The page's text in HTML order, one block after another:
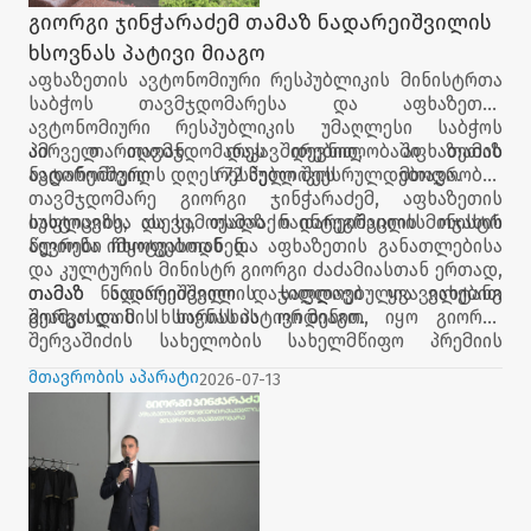
გიორგი ჯინჭარაძემ თამაზ ნადარეიშვილის
ხსოვნას პატივი მიაგო
აფხაზეთის ავტონომიური რესპუბლიკის მინისტრთა
საბჭოს თავმჯდომარესა და აფხაზეთის
ავტონომიური რესპუბლიკის უმაღლესი საბჭოს
პირველ თავმჯდომარეს დევნილობაში თამაზ
ნადარეიშვილს დღეს 72 წელი შეუსრულდებოდა.
ამ თარიღთან დაკავშირებით, აფხაზეთის
ავტონომიური რესპუბლიკის მთავრობის
თავმჯდომარე გიორგი ჯინჭარაძემ, აფხაზეთის
იუსტიციისა და სამოქალაქო ინტეგრაციის მინისტრ
ალიონა ჩხოტუასთან და აფხაზეთის განათლებისა
და კულტურის მინისტრ გიორგი ძაძამიასთან ერთად,
თამაზ ნადარეიშვილის საფლავი ყვავილებით
შეამკო და მის ხსოვნას პატივი მიაგო.
საფლავზე, ასევე, თამაზ ნადარეიშვილის ოჯახის
წევრები იმყოფებოდნენ.
თამაზ ნადარეიშვილი დაჯილდოებულია ვახტანგ
გორგასლის I ხარისხის ორდენით, იყო გიორგი
შერვაშიძის სახელობის სახელმწიფო პრემიის
ლაურეატი.
მთავრობის აპარატი2026-07-13